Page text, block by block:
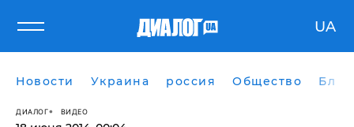
UA
Новости Украина россия Общество
ДИАЛОГ ВИДЕО